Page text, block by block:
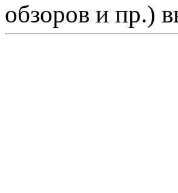
обзоров и пр.)